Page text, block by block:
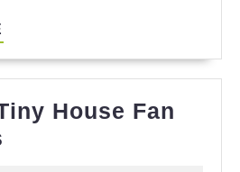
House Fan